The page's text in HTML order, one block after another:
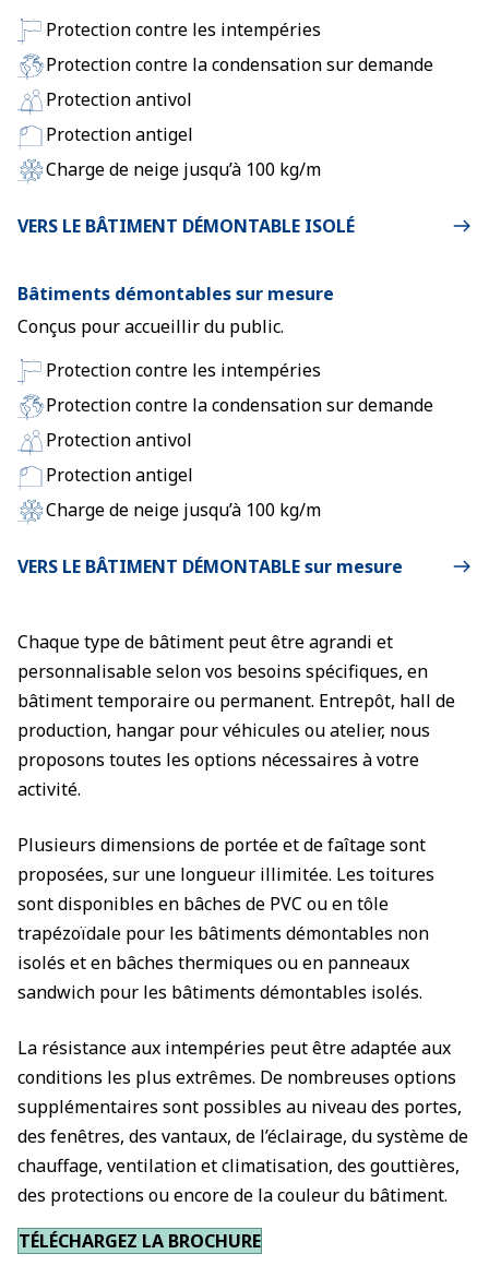
Protection contre les intempéries
Protection contre la condensation sur demande
Protection antivol
Protection antigel
Charge de neige jusqu’à 100 kg/m
VERS LE BÂTIMENT DÉMONTABLE ISOLÉ
Bâtiments démontables sur mesure
Conçus pour accueillir du public.
Protection contre les intempéries
Protection contre la condensation sur demande
Protection antivol
Protection antigel
Charge de neige jusqu’à 100 kg/m
VERS LE BÂTIMENT DÉMONTABLE sur mesure
Chaque type de bâtiment peut être agrandi et
personnalisable selon vos besoins spécifiques, en
bâtiment temporaire ou permanent. Entrepôt, hall de
production, hangar pour véhicules ou atelier, nous
proposons toutes les options nécessaires à votre
activité.
Plusieurs dimensions de portée et de faîtage sont
proposées, sur une longueur illimitée. Les toitures
sont disponibles en bâches de PVC ou en tôle
trapézoïdale pour les bâtiments démontables non
isolés et en bâches thermiques ou en panneaux
sandwich pour les bâtiments démontables isolés.
La résistance aux intempéries peut être adaptée aux
conditions les plus extrêmes. De nombreuses options
supplémentaires sont possibles au niveau des portes,
des fenêtres, des vantaux, de l’éclairage, du système de
chauffage, ventilation et climatisation, des gouttières,
des protections ou encore de la couleur du bâtiment.
TÉLÉCHARGEZ LA BROCHURE